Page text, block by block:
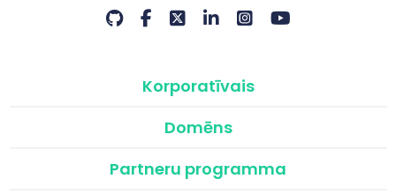
Korporatīvais
Domēns
Partneru programma